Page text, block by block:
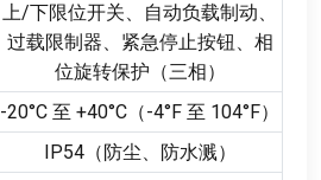
上/下限位开关、 自动负载制动、
过载限制器、 紧急停止按钮 、 相
位旋转保护（三相）
-20°C 至 +40°C（-4°F 至 104°F）
IP54（防尘、 防水溅）